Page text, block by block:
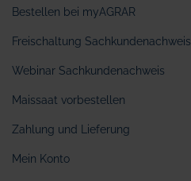
Bestellen bei myAGRAR
Freischaltung Sachkundenachweis
Webinar Sachkundenachweis
Maissaat vorbestellen
Zahlung und Lieferung
Mein Konto